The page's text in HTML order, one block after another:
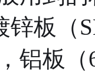
锌板（
铝板（